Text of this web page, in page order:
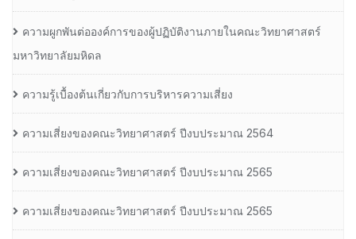
ความผูกพันต่อองค์การของผู้ปฏิบัติงานภายในคณะวิทยาศาสตร์
มหาวิทยาลัยมหิดล
ความรู้เบื้องต้นเกี่ยวกับการบริหารความเสี่ยง
ความเสี่ยงของคณะวิทยาศาสตร์ ปีงบประมาณ 2564
ความเสี่ยงของคณะวิทยาศาสตร์ ปีงบประมาณ 2565
ความเสี่ยงของคณะวิทยาศาสตร์ ปีงบประมาณ 2565